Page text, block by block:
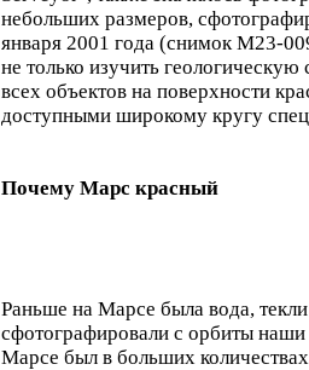
небольших размеров,
января 2001 года (снимок М23-
не только изучить
всех объектов на поверхности
доступными широкому кругу
Почему Марс красный
Раньше на Марсе была вода,
сфотографировали с орбиты
Марсе был в больших